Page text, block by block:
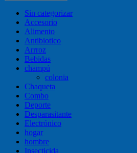
Sin categorizar
Accesorio
Alimento
Antibiotico
Arrroz
Bebidas
champú
colonia
Chaqueta
Combo
Deporte
Desparasitante
Electrónico
hogar
hombre
Insecticida